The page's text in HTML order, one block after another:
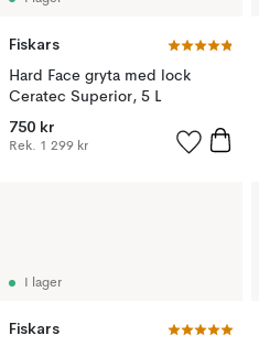
Fiskars
Hard Face gryta med lock
Ceratec Superior, 5 L
750 kr
Rek. 1 299 kr
I lager
Fiskars